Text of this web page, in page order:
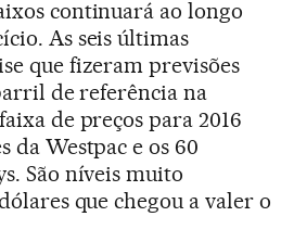
continuará ao longo
As seis últimas
que fizeram previsões
de referência na
de preços para 2016
da Westpac e os 60
São níveis muito
que chegou a valer o